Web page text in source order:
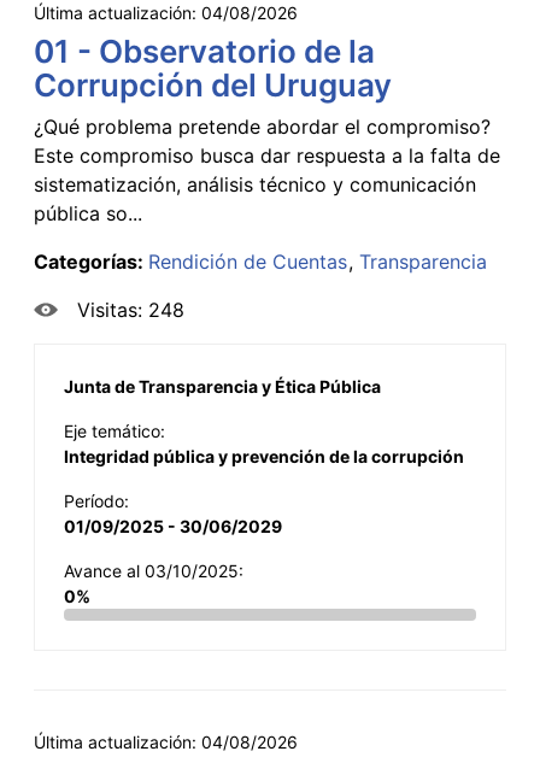
Última actualización: 04/08/2026
01 - Observatorio de la
Corrupción del Uruguay
¿Qué problema pretende abordar el compromiso?
Este compromiso busca dar respuesta a la falta de
sistematización, análisis técnico y comunicación
pública so...
Categorías: Rendición de Cuentas Transparencia
Visitas: 248
Junta de Transparencia y Ética Pública
Eje temático:
Integridad pública y prevención de la corrupción
Período:
01/09/2025 - 30/06/2029
Avance al 03/10/2025:
0%
Última actualización: 04/08/2026